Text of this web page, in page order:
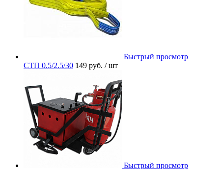
Быстрый просмотр
СТП 0.5/2.5/30 149 руб. / шт
Быстрый просмотр